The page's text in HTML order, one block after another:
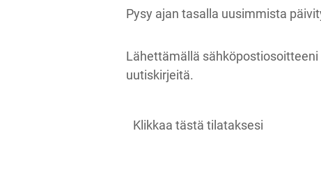
Pysy ajan tasalla uusimmista
Lähettämällä
uutiskirjeitä.
Klikkaa tästä tilataksesi